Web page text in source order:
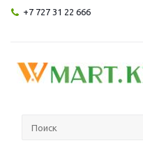
+7 727 31 22 666